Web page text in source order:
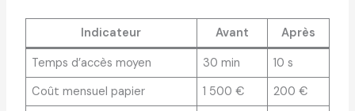
Indicateur Avant
Après
Temps d’accès moyen
30 min
10 s
Coût mensuel papier
1 500 €
200 €